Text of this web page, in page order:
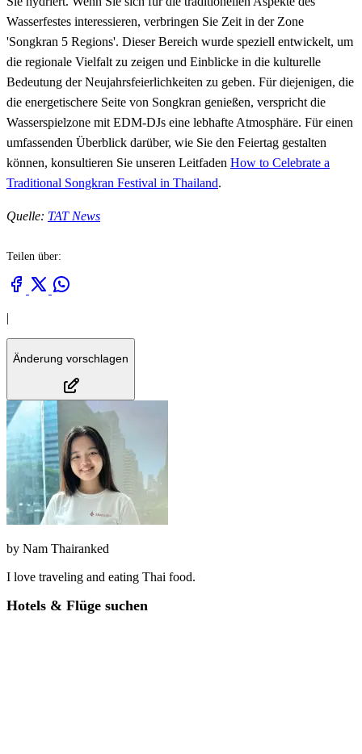
Wasserfestes interessieren, verbringen Sie Zeit in der Zone
'Songkran 5 Regions'. Dieser Bereich wurde speziell entwickelt, um
die regionale Vielfalt zu zeigen und Einblicke in die kulturelle
Bedeutung der Neujahrsfeierlichkeiten zu geben. Für diejenigen, die
die energetischere Seite von Songkran genießen, verspricht die
Wasserspielzone mit EDM-DJs eine lebhafte Atmosphäre. Für einen
umfassenden Überblick darüber, wie Sie den Feiertag gestalten
können, konsultieren Sie unseren Leitfaden How to Celebrate a
Traditional Songkran Festival in Thailand.
Quelle: TAT News
Teilen über:
|
Änderung vorschlagen
by Nam Thairanked
I love traveling and eating Thai food.
Hotels & Flüge suchen